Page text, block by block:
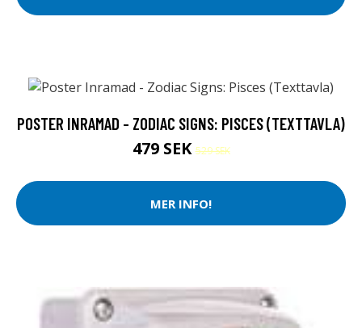
POSTER INRAMAD - ZODIAC SIGNS: PISCES (TEXTTAVLA)
479 SEK529 SEK
MER INFO!